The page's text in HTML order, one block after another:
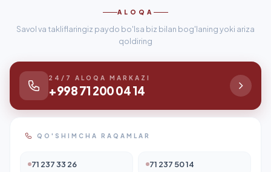
ALOQA
Savol va takliflaringiz paydo bo'lsa biz bilan bog'laning yoki ariza
qoldiring
24/7 ALOQA MARKAZI
+998 71 200 04 14
QO'SHIMCHA RAQAMLAR
71 237 33 26 71 237 50 14